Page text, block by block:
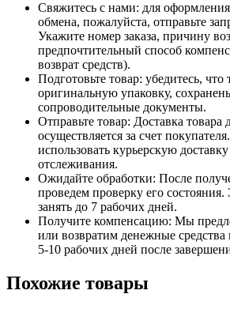
Свяжитесь с нами: для оформления
обмена, пожалуйста, отправьте
Укажите номер заказа, причину
предпочтительный способ
возврат средств).
Подготовьте товар: убедитесь, что
оригинальную упаковку,
сопроводительные документы.
Отправьте товар: Доставка товара
осуществляется за счет
использовать курьерскую
отслеживания.
Ожидайте обработки: После
проведем проверку его
занять до 7 рабочих дней.
Получите компенсацию: Мы
или возвратим денежные средства
5-10 рабочих дней после
Похожие товары